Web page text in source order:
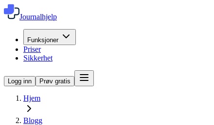
Journalhjelp
Funksjoner
Priser
Sikkerhet
Logg inn Prøv gratis
Hjem
Blogg